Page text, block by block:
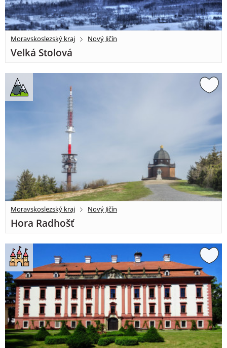
Moravskoslezský kraj Nový Jičín
Velká Stolová
Moravskoslezský kraj Nový Jičín
Hora Radhošť